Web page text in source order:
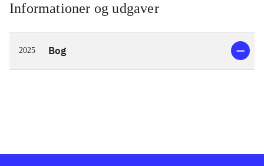
Informationer og udgaver
2025 Bog